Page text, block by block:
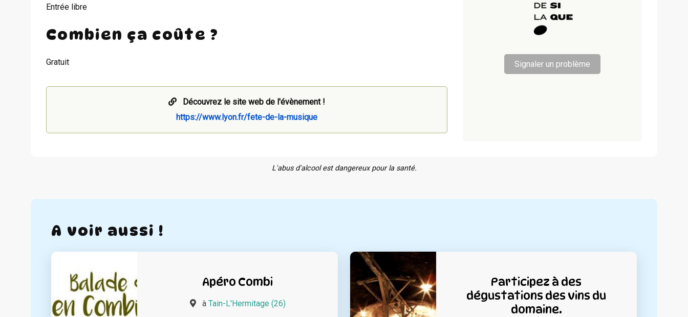
Entrée libre
Combien ça coûte ?
Gratuit
Découvrez le site web de l'évènement !
https://www.lyon.fr/fete-de-la-musique
Signaler un problème
L'abus d'alcool est dangereux pour la santé.
A voir aussi !
Apéro Combi
à Tain-L'Hermitage (26)
Participez à des
dégustations des vins du
domaine.